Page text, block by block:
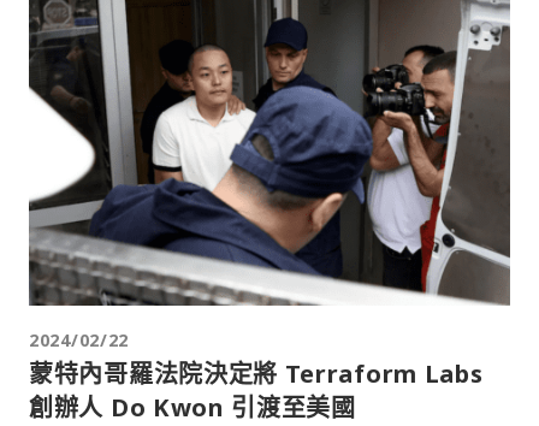
2024/02/22
蒙特內哥羅法院決定將 Terraform Labs
創辦人 Do Kwon 引渡至美國